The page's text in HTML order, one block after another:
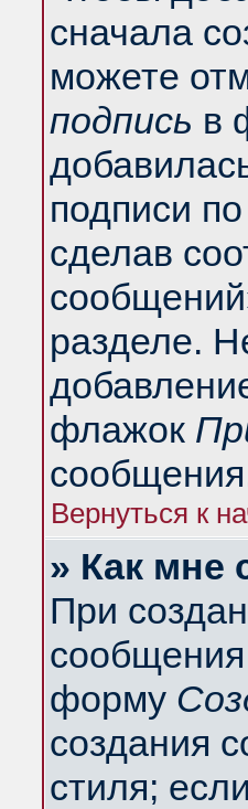
сначала
можете
подпись в
подписи
сделав
разделе.
флажок
Вернуться к
» Как мне
При
форму
создания
стиля;